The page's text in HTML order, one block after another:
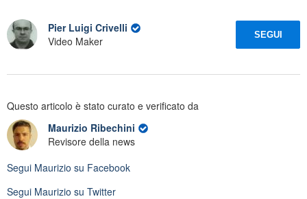
Pier Luigi Crivelli
Video Maker
SEGUI
Questo articolo è stato curato e verificato da
Maurizio Ribechini
Revisore della news
Segui Maurizio su Facebook
Segui Maurizio su Twitter